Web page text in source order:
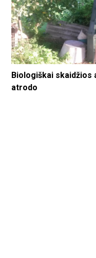
Biologiškai skaidžios
atrodo